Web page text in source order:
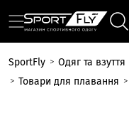
SportFly Одяг та взуття
Товари для плавання